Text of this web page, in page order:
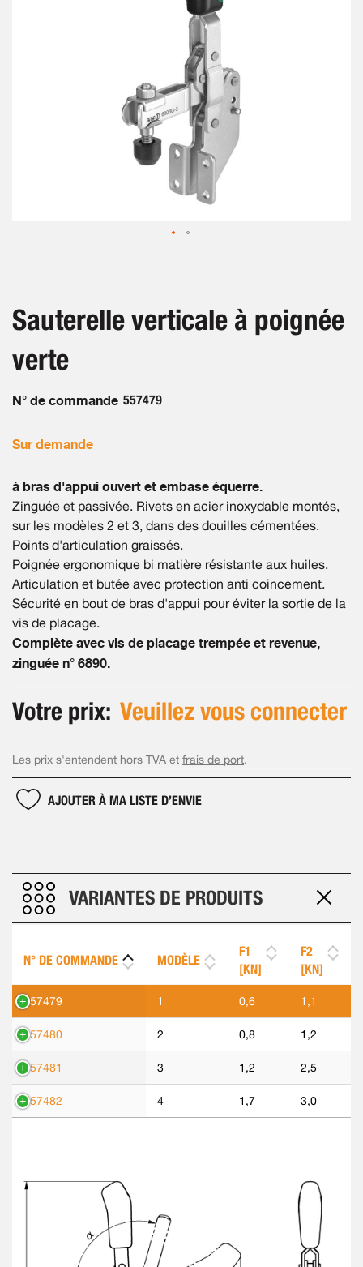
beginning
of
images
Sauterelle verticale à poignée
verte
N° de commande 557479
Sur demande
à bras d'appui ouvert et embase équerre.
Zinguée et passivée. Rivets en acier inoxydable montés,
sur les modèles 2 et 3, dans des douilles cémentées.
Points d'articulation graissés.
Poignée ergonomique bi matière résistante aux huiles.
Articulation et butée avec protection anti coincement.
Sécurité en bout de bras d'appui pour éviter la sortie de la
vis de placage.
Complète avec vis de placage trempée et revenue,
zinguée n° 6890.
Votre prix: Veuillez vous connecter
Les prix s'entendent hors TVA et frais de port.
AJOUTER À MA LISTE D’ENVIE
VARIANTES DE PRODUITS
N° DE COMMANDE MODÈLE
F1
[KN]
F2
[KN]
557479 1 0,6 1,1
557480 2 0,8 1,2
557481 3 1,2 2,5
557482 4 1,7 3,0